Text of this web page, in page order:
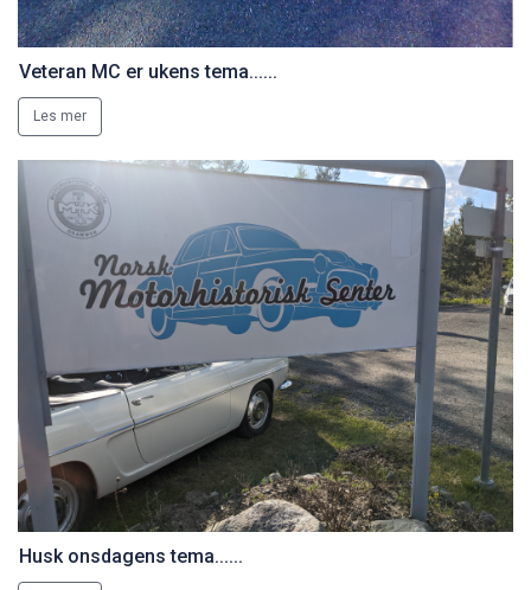
Veteran MC er ukens tema......
Les mer
Husk onsdagens tema......